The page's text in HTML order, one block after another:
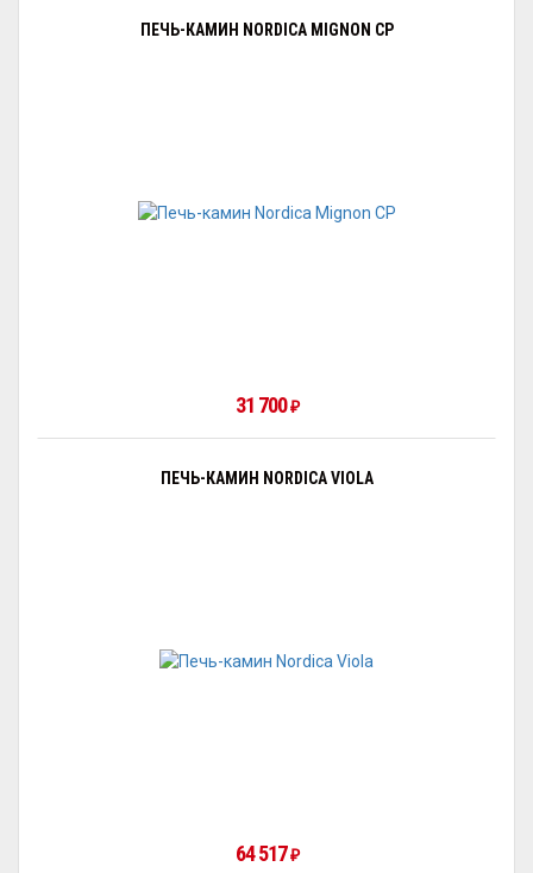
ПЕЧЬ-КАМИН NORDICA MIGNON CP
31 700₽
ПЕЧЬ-КАМИН NORDICA VIOLA
64 517₽